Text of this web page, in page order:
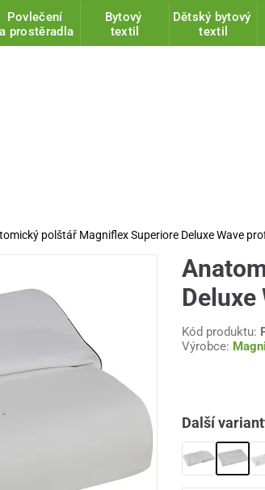
Povlečení
a prostěradla
Bytový
textil
Dětský bytový
textil
polštář Magniflex Superiore Deluxe Wave
Kód produktu:
Výrobce:
Další